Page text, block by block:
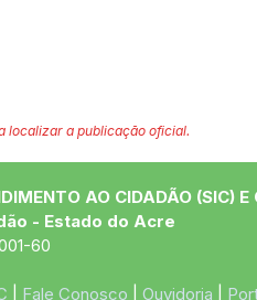
localizar a publicação oficial.
AO CIDADÃO (SIC) E
- Estado do Acre
60
Fale Conosco Ouvidoria